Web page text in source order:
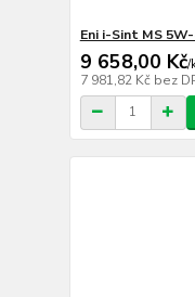
Eni i-Sint MS 5W-
9 658,00 Kč/
7 981,82 Kč bez